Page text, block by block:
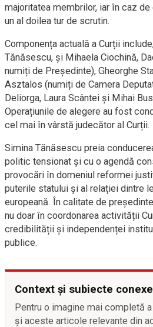
majoritatea membrilor, iar în caz
un al doilea tur de scrutin.
Componența actuală a Curții
Tănăsescu, și Mihaela Ciochină,
numiți de Președinte), Gheorghe
Asztalos (numiți de Camera
Deliorga, Laura Scântei și Mihai
Operațiunile de alegere au fost
cel mai în vârstă judecător al Curții.
Simina Tănăsescu preia
politic tensionat și cu o agendă
provocări în domeniul reformei
puterile statului și al relației dintre
europeană. În calitate de
nu doar în coordonarea activității
credibilității și independenței
publice.
Context și subiecte conexe
Pentru o imagine mai completă
și aceste articole relevante din